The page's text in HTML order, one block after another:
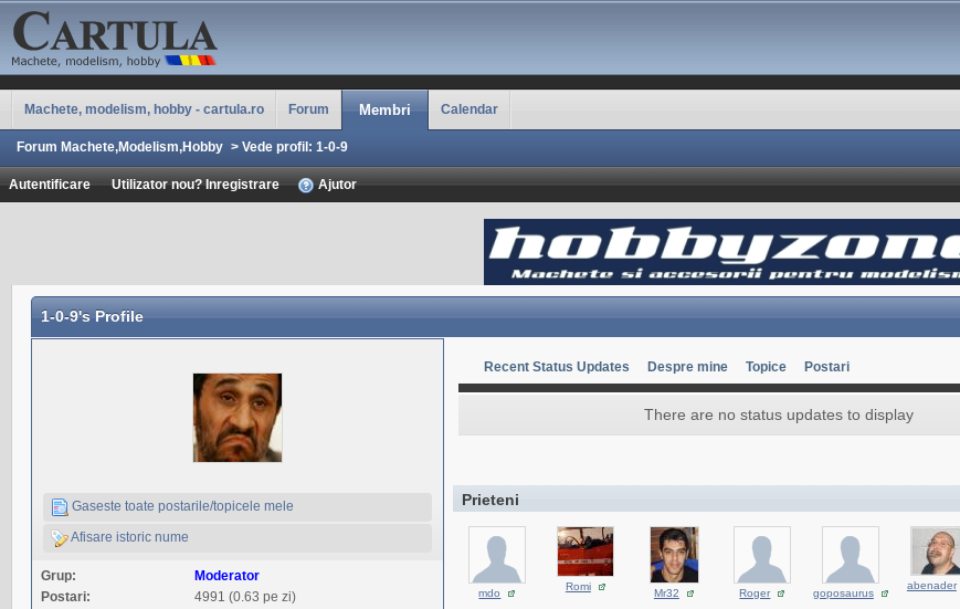
Machete, modelism, hobby - cartula.ro Forum Membri Calendar
Forum Machete,Modelism,Hobby > Vede profil: 1-0-9
Autentificare Utilizator nou? Inregistrare Ajutor
1-0-9's Profile
Gaseste toate postarile/topicele mele
Afisare istoric nume
Grup:
Moderator
Postari:
4991 (0.63 pe zi)
Recent Status Updates Despre mine Topice Postari
There are no status updates to display
Prieteni
mdo
Romi
Mr32 Roger goposaurus
abenader